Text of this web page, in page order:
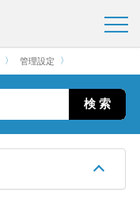
〉 管理設定 〉